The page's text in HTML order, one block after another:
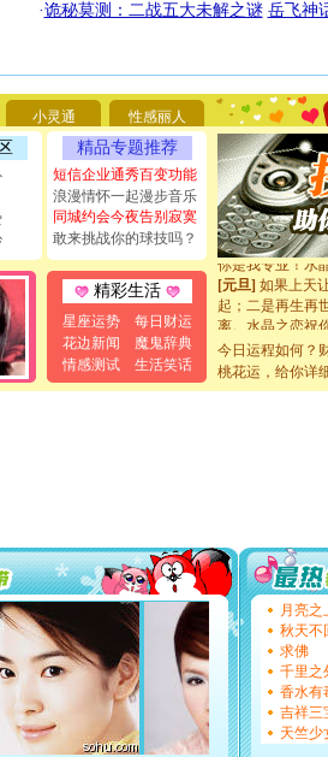
·诡秘莫测：二战五大未解之谜 岳飞神
小灵通 性感丽人
精品专题推荐
短信企业通秀百变功能
浪漫情怀一起漫步音乐
同城约会今夜告别寂寞
敢来挑战你的球技吗？
精彩生活
星座运势
每日财运
花边新闻
魔鬼辞典
情感测试
生活笑话
你太多，只有给
要平安！千万要
[圣诞节]不只这
能正大光明地骚
天都要快乐噢!
[圣诞节]奉上一
如意,快乐,鲜花,
[元旦]看到你我
断电。爱你是我
你是我专业！水
[元旦] 如果上天
起；二是再生再
离。水晶之恋祝
当我狠下
泣，这痛楚让我
卖了。水晶之恋
要平安！千万要
[圣诞节]不只这
能正大光明地骚
天都要快乐噢!
[圣诞节]奉上一
如意,快乐,鲜花,
[元旦]
看到你我
断电。爱你是
你是我专业！水
[元旦] 如果上天
今日运程如何？
桃花运，给你详
月亮之
秋天不
求佛
千里之
香水有
吉祥三
天竺少